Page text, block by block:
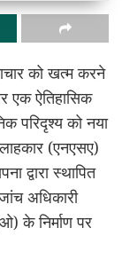
को खत्म करने
एक ऐतिहासिक
परिदृश्य को नया
(एनएसए)
द्वारा स्थापित
अधिकारी
निर्माण पर